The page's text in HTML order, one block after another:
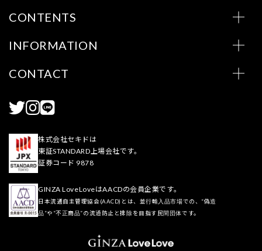
CONTENTS
INFORMATION
CONTACT
株式会社セキドは
東証STANDARD上場会社です。
証券コード 9878
GINZA LoveLoveはAACDの会員企業です。
日本流通自主管理協会(AACD)とは、並行輸入品市場での、“偽造
品”や“不正商品”の流通防止と排除を目指す民間団体です。